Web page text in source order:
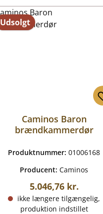
Udsolgt
Caminos Baron
brændkammerdør
Produktnummer:01006168
Producent:Caminos
Almindelig pris:
5.046,76 kr.
ikke længere tilgængelig,
produktion indstillet